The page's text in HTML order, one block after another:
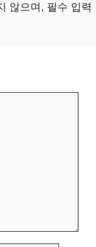
않으며, 필수 입력